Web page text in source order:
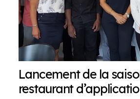
Lancement de la
restaurant